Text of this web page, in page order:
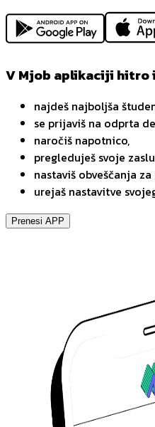
V Mjob aplikaciji hitro
najdeš najboljša
se prijaviš na odprta
naročiš napotnico,
pregleduješ svoje
nastaviš obveščanja
urejaš nastavitve
Prenesi APP